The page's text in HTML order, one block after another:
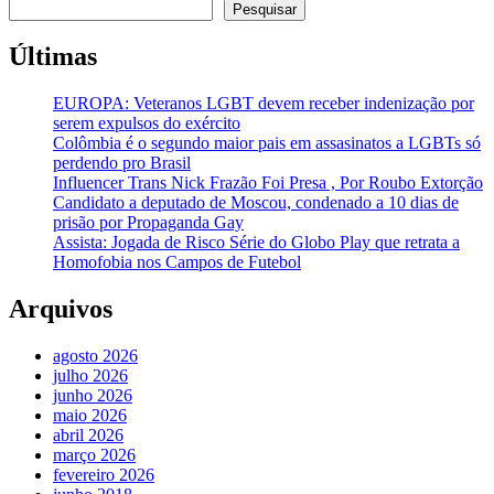
Pesquisar
Últimas
EUROPA: Veteranos LGBT devem receber indenização por
serem expulsos do exército
Colômbia é o segundo maior pais em assasinatos a LGBTs só
perdendo pro Brasil
Influencer Trans Nick Frazão Foi Presa , Por Roubo Extorção
Candidato a deputado de Moscou, condenado a 10 dias de
prisão por Propaganda Gay
Assista: Jogada de Risco Série do Globo Play que retrata a
Homofobia nos Campos de Futebol
Arquivos
agosto 2026
julho 2026
junho 2026
maio 2026
abril 2026
março 2026
fevereiro 2026